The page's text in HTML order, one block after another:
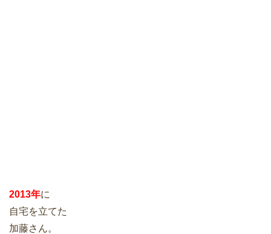
2013年に
自宅を立てた
加藤さん。